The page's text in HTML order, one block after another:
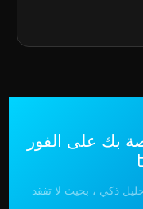
بك على الفور
ذكي ، بحيث لا تفقد